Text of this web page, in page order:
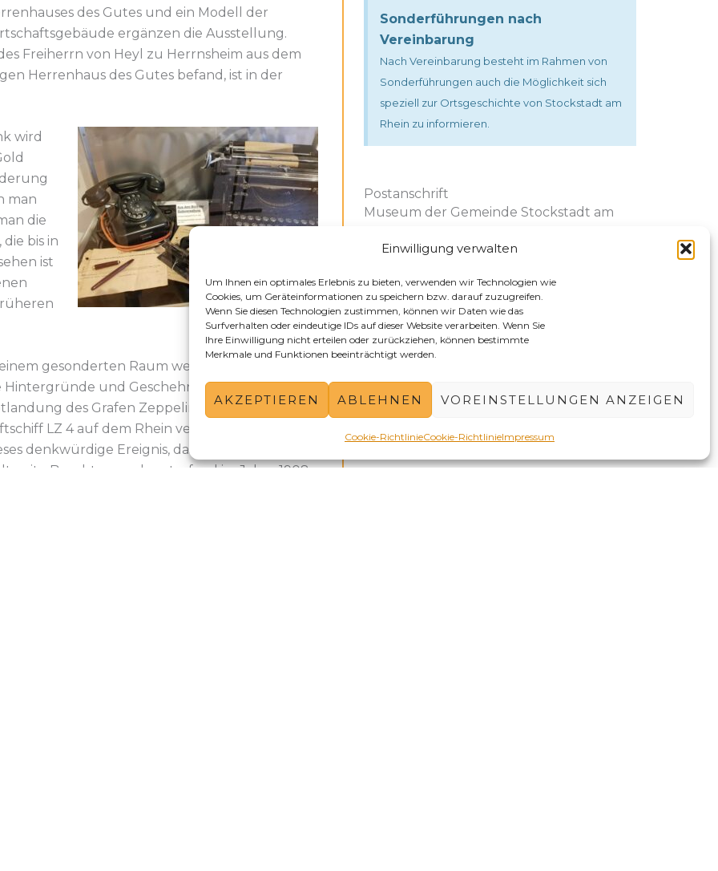
Einwilligung verwalten
Um Ihnen ein optimales Erlebnis zu bieten, verwenden wir Technologien wie
Cookies, um Geräteinformationen zu speichern bzw. darauf zuzugreifen.
Wenn Sie diesen Technologien zustimmen, können wir Daten wie das
Surfverhalten oder eindeutige IDs auf dieser Website verarbeiten. Wenn Sie
Ihre Einwilligung nicht erteilen oder zurückziehen, können bestimmte
Merkmale und Funktionen beeinträchtigt werden.
AKZEPTIEREN ABLEHNEN VOREINSTELLUNGEN ANZEIGEN
Cookie-RichtlinieCookie-RichtlinieImpressum
des Gutes und ein Modell der
ergänzen die Ausstellung.
Freiherrn von Heyl zu Herrnsheim aus dem
Herrenhaus des Gutes befand, ist in der
wird
man
die
bis in
ist
gesonderten Raum werden ausführlich
Hintergründe und Geschehnisse zur
des Grafen Zeppelin mit seinem
LZ 4 auf dem Rhein veranschaulicht.
denkwürdige Ereignis, das seinerzeit
Beachtung erlangte, fand im Jahre 1908
Sonderführungen nach
Vereinbarung
Nach Vereinbarung besteht im Rahmen von
Sonderführungen auch die Möglichkeit sich
speziell zur Ortsgeschichte von Stockstadt am
Rhein zu informieren.
Postanschrift
Museum der Gemeinde Stockstadt am
Rathaus – Kirchstraße 6, 64589 Stockstadt
STandort
Hofgut Guntershausen (ehem.
Verwalterhaus), Außerhalb 27, 64589